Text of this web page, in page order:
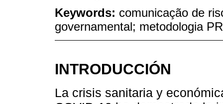
Keywords: comunicação de
governamental; metodologia
INTRODUCCIÓN
La crisis sanitaria y